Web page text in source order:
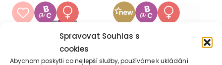
Spravovat Souhlas s
cookies
Abychom poskytli co nejlepší služby, používáme k ukládání